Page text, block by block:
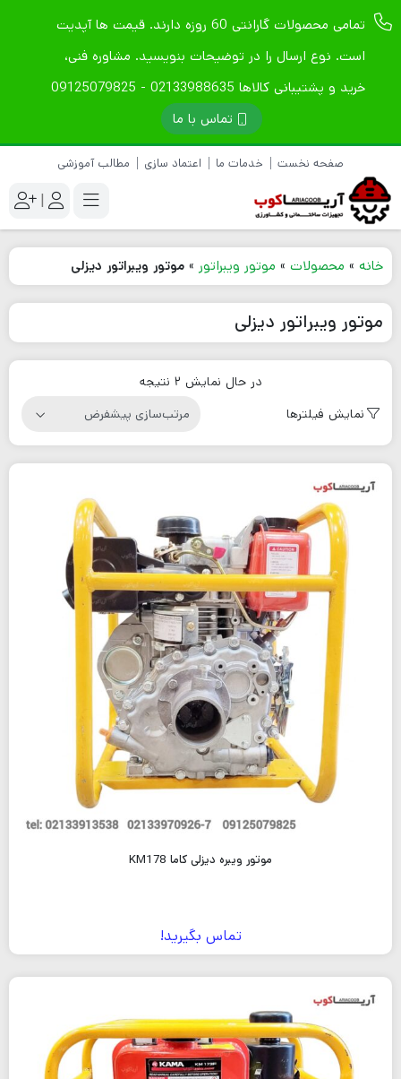
تمامی محصولات گارانتی 60 روزه دارند. قیمت ها آپدیت
است. نوع ارسال را در توضیحات بنویسید. مشاوره فنی،
خرید و پشتیبانی کالاها 02133988635 - 09125079825
تماس با ما
صفحه نخست خدمات ما اعتماد سازی مطالب آموزشی
|
خانه » محصولات » موتور ویبراتور » موتور ویبراتور دیزلی
موتور ویبراتور دیزلی
در حال نمایش 2 نتیجه
نمایش فیلترها
موتور ویبره دیزلی کاما KM178
تماس بگیرید!